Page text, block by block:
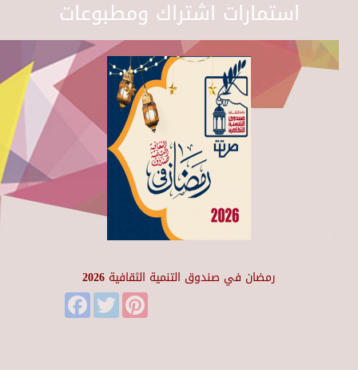
استمارات اشتراك ومطبوعات
رمضان في صندوق التنمية الثقافية 2026
FacebookTwitter